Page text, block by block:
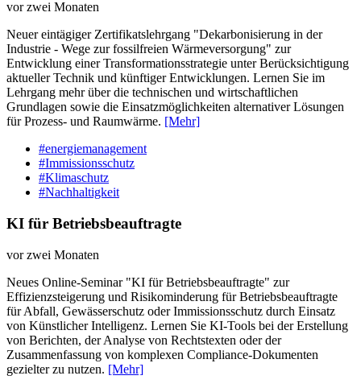
vor zwei Monaten
Neuer eintägiger Zertifikatslehrgang "Dekarbonisierung in der
Industrie - Wege zur fossilfreien Wärmeversorgung" zur
Entwicklung einer Transformationsstrategie unter Berücksichtigung
aktueller Technik und künftiger Entwicklungen. Lernen Sie im
Lehrgang mehr über die technischen und wirtschaftlichen
Grundlagen sowie die Einsatzmöglichkeiten alternativer Lösungen
für Prozess- und Raumwärme. [Mehr]
#energiemanagement
#Immissionsschutz
#Klimaschutz
#Nachhaltigkeit
KI für Betriebsbeauftragte
vor zwei Monaten
Neues Online-Seminar "KI für Betriebsbeauftragte" zur
Effizienzsteigerung und Risikominderung für Betriebsbeauftragte
für Abfall, Gewässerschutz oder Immissionsschutz durch Einsatz
von Künstlicher Intelligenz. Lernen Sie KI-Tools bei der Erstellung
von Berichten, der Analyse von Rechtstexten oder der
Zusammenfassung von komplexen Compliance-Dokumenten
gezielter zu nutzen. [Mehr]